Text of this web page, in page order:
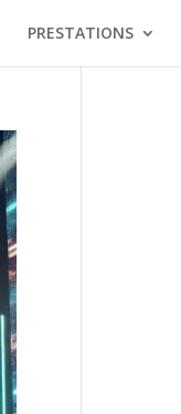
PRESTATIONS